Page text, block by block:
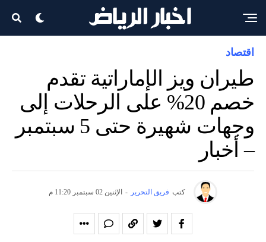
اقتصاد
طيران ويز الإماراتية تقدم
خصم 20% على الرحلات إلى
وجهات شهيرة حتى 5 سبتمبر
– أخبار
كتب فريق التحرير - الإثنين 02 سبتمبر 11:20 م